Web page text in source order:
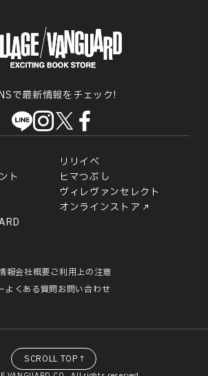
で最新情報をチェック!
リリイベ
ト
ヒマつぶし
ヴィレヴァンセレクト
オンラインストア
報会社概要ご利用上の注意
よくある質問お問い合わせ
SCROLL TOP↑